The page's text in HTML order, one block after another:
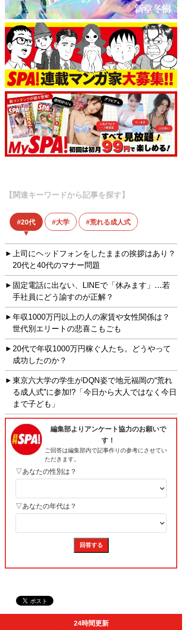
【関連キーワードから記事を探す】
20代 大学 荒れる成人式
上司にヘッドフォンをしたままの挨拶はあり？
20代と40代のマナー問題
固定電話に出ない、LINEで「休みます」…若
手社員にどう諭すのが正解？
年収1000万円以上の人の家賃や女性関係は？
世代別エリートの悲喜こもごも
20代で年収1000万円稼ぐ人たち。どうやって
成功したのか？
東京六大学の学生がDQN姿で地元福岡の“荒れ
る成人式”に参加!?「今日から大人ではなく今日
まで子ども」
24時間更新